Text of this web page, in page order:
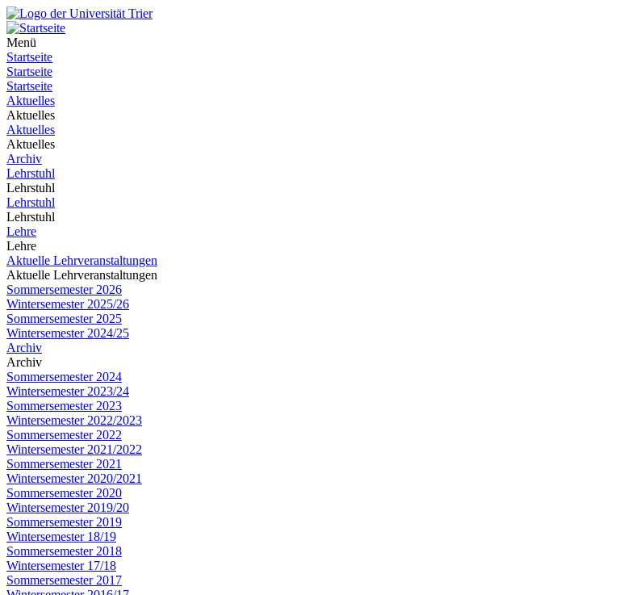
Menü
Startseite
Startseite
Startseite
Aktuelles
Aktuelles
Aktuelles
Aktuelles
Archiv
Lehrstuhl
Lehrstuhl
Lehrstuhl
Lehrstuhl
Lehre
Lehre
Aktuelle Lehrveranstaltungen
Aktuelle Lehrveranstaltungen
Sommersemester 2026
Wintersemester 2025/26
Sommersemester 2025
Wintersemester 2024/25
Archiv
Archiv
Sommersemester 2024
Wintersemester 2023/24
Sommersemester 2023
Wintersemester 2022/2023
Sommersemester 2022
Wintersemester 2021/2022
Sommersemester 2021
Wintersemester 2020/2021
Sommersemester 2020
Wintersemester 2019/20
Sommersemester 2019
Wintersemester 18/19
Sommersemester 2018
Wintersemester 17/18
Sommersemester 2017